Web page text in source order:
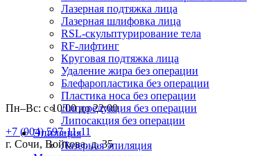
Пн–Вс: с 10:00 до 22:00
+7 (904) 597-11-11
г. Сочи, Войкова, д. 35
Лазерная подтяжка лица
Лазерная шлифовка лица
RSL-скульптурирование тела
RF-лифтинг
Круговая подтяжка лица
Удаление жира без операции
Блефаропластика без операции
Пластика носа без операции
Липоредукция без операции
Липосакция без операции
Эпиляция
Лазерная эпиляция